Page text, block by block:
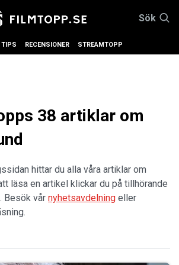
Sök
TIPS RECENSIONER STREAMTOPP
38 artiklar om
hittar du alla våra artiklar om
läsa en artikel klickar du på tillhörande
Besök vår nyhetsavdelning eller